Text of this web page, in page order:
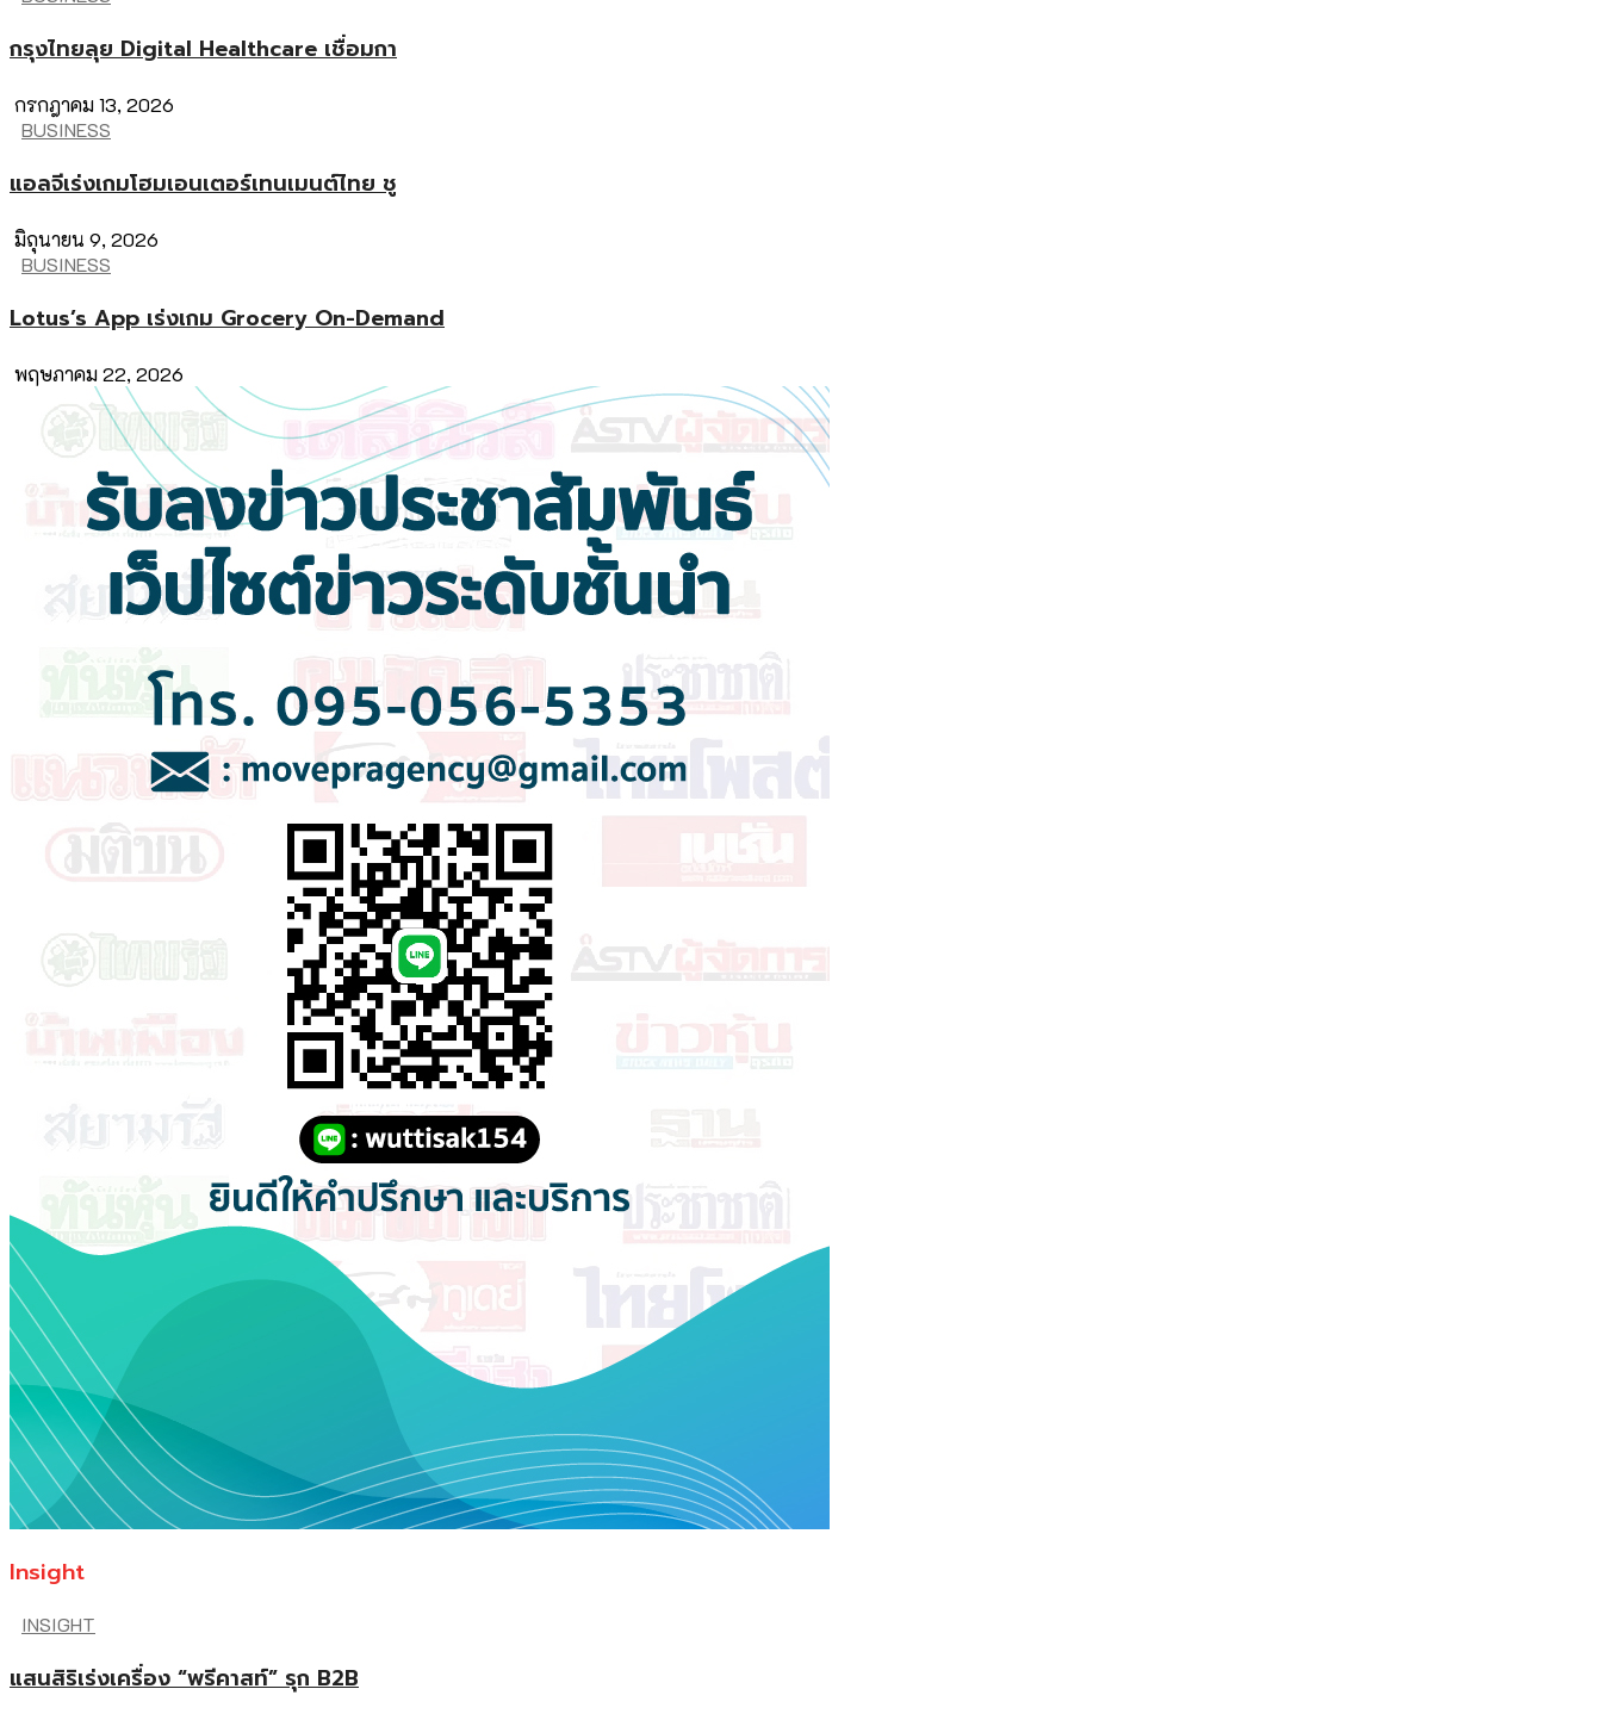
กรุงไทยลุย Digital Healthcare เชื่อมกา
กรกฎาคม 13, 2026
BUSINESS
แอลจีเร่งเกมโฮมเอนเตอร์เทนเมนต์ไทย ชู
มิถุนายน 9, 2026
BUSINESS
Lotus’s App เร่งเกม Grocery On-Demand
พฤษภาคม 22, 2026
Insight
INSIGHT
แสนสิริเร่งเครื่อง “พรีคาสท์” รุก B2B